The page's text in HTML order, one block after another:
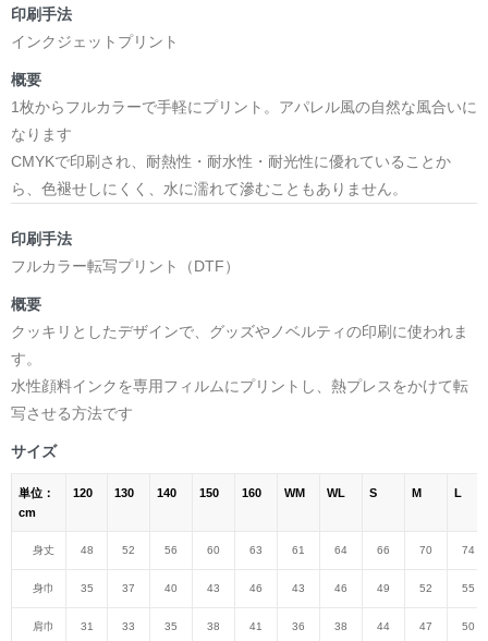
印刷手法
インクジェットプリント
概要
1枚からフルカラーで手軽にプリント。アパレル風の自然な風合いに
なります
CMYKで印刷され、耐熱性・耐水性・耐光性に優れていることか
ら、色褪せしにくく、水に濡れて滲むこともありません。
印刷手法
フルカラー転写プリント（DTF）
概要
クッキリとしたデザインで、グッズやノベルティの印刷に使われま
す。
水性顔料インクを専用フィルムにプリントし、熱プレスをかけて転
写させる方法です
サイズ
単位：
cm
120 130 140 150 160 WM WL S M L
身丈 48 52 56 60 63 61 64 66 70 74
身巾 35 37 40 43 46 43 46 49 52 55
肩巾 31 33 35 38 41 36 38 44 47 50